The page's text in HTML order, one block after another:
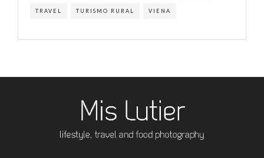
TRAVEL TURISMO RURAL VIENA